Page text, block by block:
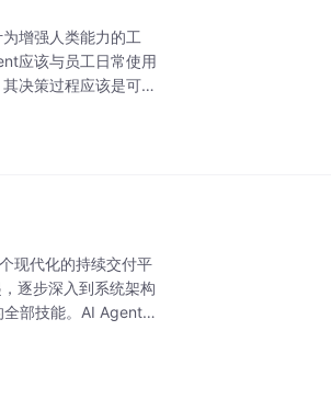
增强人类能力的工
应该与员工日常使用
决策过程应该是可解
现代化的持续交付平
逐步深入到系统架构
全部技能。AI Agent